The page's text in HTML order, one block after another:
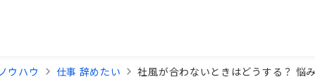
ウハウ 仕事 辞めたい 社風が合わないときはどうする？ 悩